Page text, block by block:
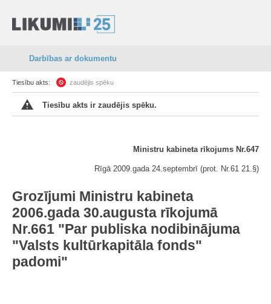
Darbības ar dokumentu
Tiesību akts: zaudējis spēku
Tiesību akts ir zaudējis spēku.
Ministru kabineta rīkojums Nr.647
Rīgā 2009.gada 24.septembrī (prot. Nr.61 21.§)
Grozījumi Ministru kabineta
2006.gada 30.augusta rīkojumā
Nr.661 "Par publiska nodibinājuma
"Valsts kultūrkapitāla fonds"
padomi"